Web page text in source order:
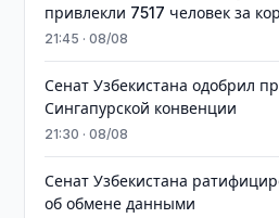
привлекли 7517 человек за
21:45 · 08/08
Сенат Узбекистана одобрил
Сингапурской конвенции
21:30 · 08/08
Сенат Узбекистана
об обмене данными